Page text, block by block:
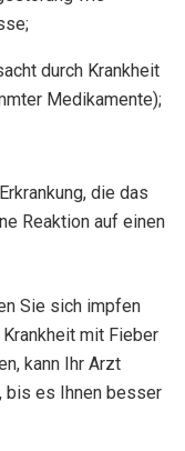
durch Krankheit
Medikamente);
die das
Reaktion auf einen
Sie sich impfen
mit Fieber
kann Ihr Arzt
bis es Ihnen besser